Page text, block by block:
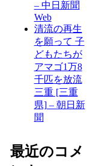
– 中日新聞
Web
清流の再生
を願って 子
どもたちが
アマゴ1万8
千匹を放流
三重 [三重
県] – 朝日新
聞
最近のコメ